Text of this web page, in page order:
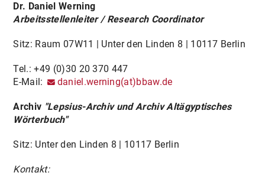
Dr. Daniel Werning
Arbeitsstellenleiter / Research Coordinator
Sitz: Raum 07W11 | Unter den Linden 8 | 10117 Berlin
Tel.: +49 (0)30 20 370 447
E-Mail:
daniel.werning(at)bbaw.de
Archiv "Lepsius-Archiv und Archiv Altägyptisches
Wörterbuch"
Sitz: Unter den Linden 8 | 10117 Berlin
Kontakt: